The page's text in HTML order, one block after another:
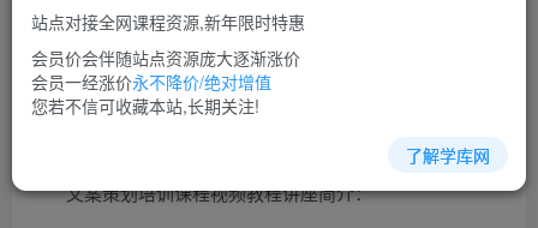
立即购买
您当前未登录！建议登陆后购买，可保存购买订单
文案策划培训课程视频教程讲座简介：
站点对接全网课程资源,新年限时特惠
会员价会伴随站点资源庞大逐渐涨价
会员一经涨价永不降价/绝对增值
您若不信可收藏本站,长期关注!
了解学库网